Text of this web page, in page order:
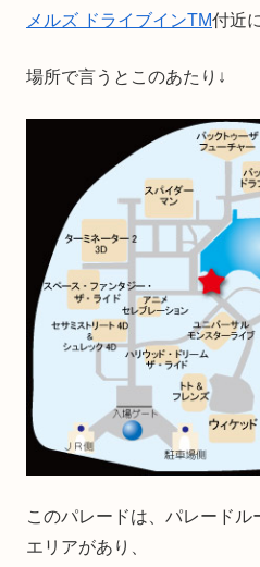
メルズ ドライブインTM付近
場所で言うとこのあたり↓
このパレードは、パレードル
エリアがあり、